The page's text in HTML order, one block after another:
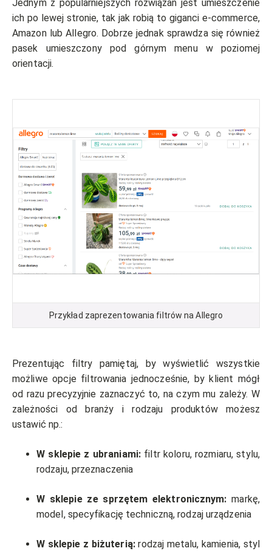
Jednym z popularniejszych rozwiązań jest umieszczenie
ich po lewej stronie, tak jak robią to giganci e-commerce,
Amazon lub Allegro. Dobrze jednak sprawdza się również
pasek umieszczony pod górnym menu w poziomej
orientacji.
Przykład zaprezentowania filtrów na Allegro
Prezentując filtry pamiętaj, by wyświetlić wszystkie
możliwe opcje filtrowania jednocześnie, by klient mógł
od razu precyzyjnie zaznaczyć to, na czym mu zależy. W
zależności od branży i rodzaju produktów możesz
ustawić np.:
W sklepie z ubraniami: filtr koloru, rozmiaru, stylu,
rodzaju, przeznaczenia
W sklepie ze sprzętem elektronicznym:markę,
model, specyfikację techniczną, rodzaj urządzenia
W sklepie z biżuterią:rodzaj metalu, kamienia, styl